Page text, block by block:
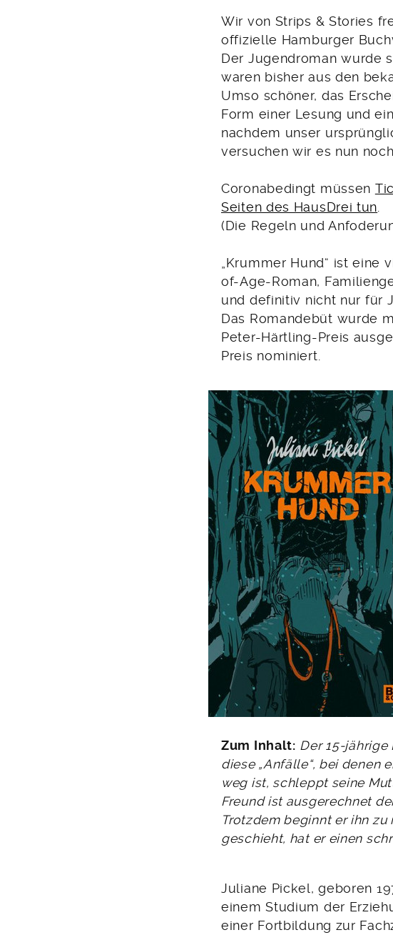
Wir von Strips & Stories
offizielle Hamburger
Der Jugendroman wurde
waren bisher aus den
Umso schöner, das
Form einer Lesung und
nachdem unser
versuchen wir es nun
Coronabedingt müssen
Seiten des HausDrei tun
(Die Regeln und
„Krummer Hund“ ist
of-Age-Roman,
und definitiv nicht nur für
Das Romandebüt wurde
Peter-Härtling-Preis
Preis nominiert.
Zum Inhalt: Der 15-
diese „Anfälle“, bei denen
weg ist, schleppt seine
Freund ist ausgerechnet
Trotzdem beginnt er ihn
geschieht, hat er einen
Juliane Pickel, geboren
einem Studium der
einer Fortbildung zur